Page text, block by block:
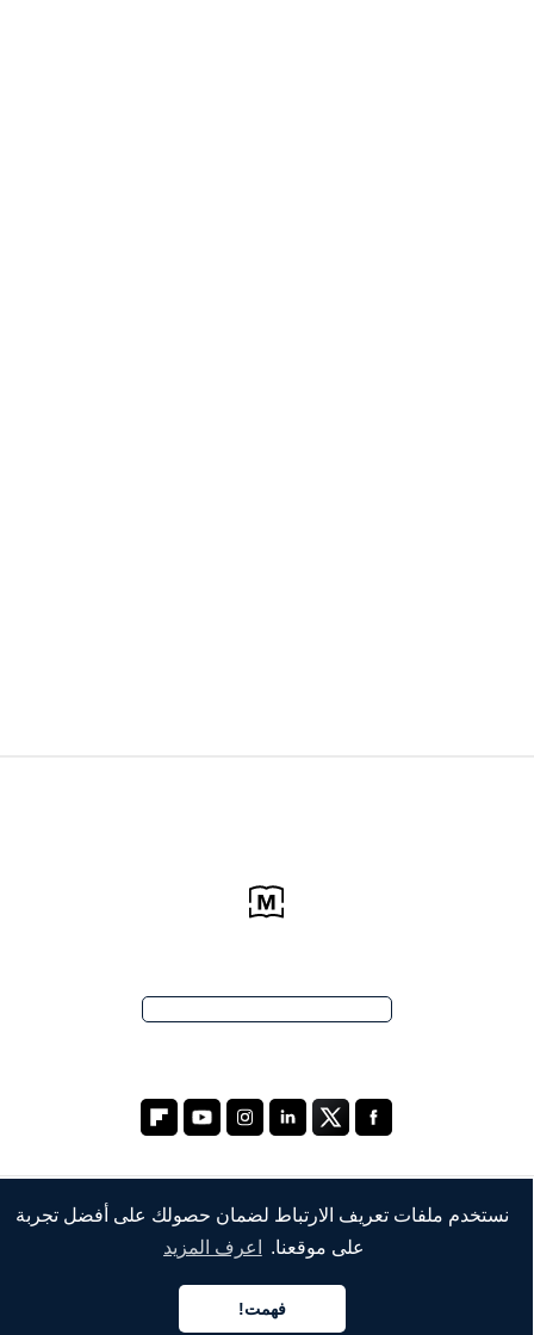
نستخدم ملفات تعريف الارتباط لضمان حصولك على أفضل تجربة
على موقعنا.
اعرف المزيد
فهمت!
الشركة
خدماتنا
العربية
العربية
العربية